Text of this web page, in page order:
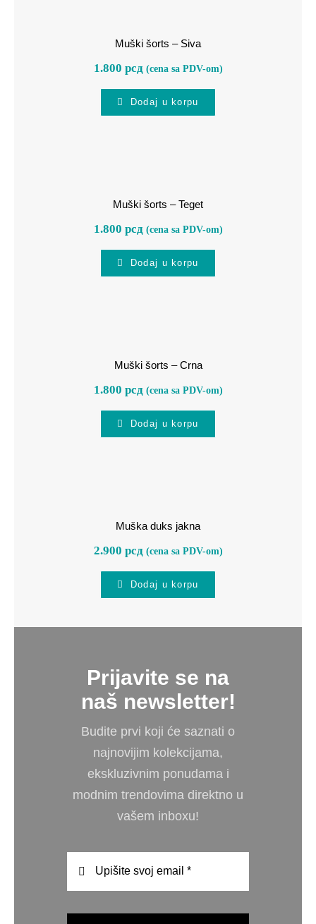
Muški šorts – Siva
1.800 рсд (cena sa PDV-om)
Dodaj u korpu
Muški šorts – Teget
1.800 рсд (cena sa PDV-om)
Dodaj u korpu
Muški šorts – Crna
1.800 рсд (cena sa PDV-om)
Dodaj u korpu
Muška duks jakna
2.900 рсд (cena sa PDV-om)
Dodaj u korpu
Prijavite se na
naš newsletter!
Budite prvi koji će saznati o
najnovijim kolekcijama,
ekskluzivnim ponudama i
modnim trendovima direktno u
vašem inboxu!